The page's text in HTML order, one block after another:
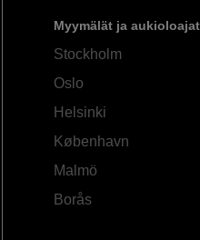
Myymälät ja aukioloajat
Stockholm
Oslo
Helsinki
København
Malmö
Borås